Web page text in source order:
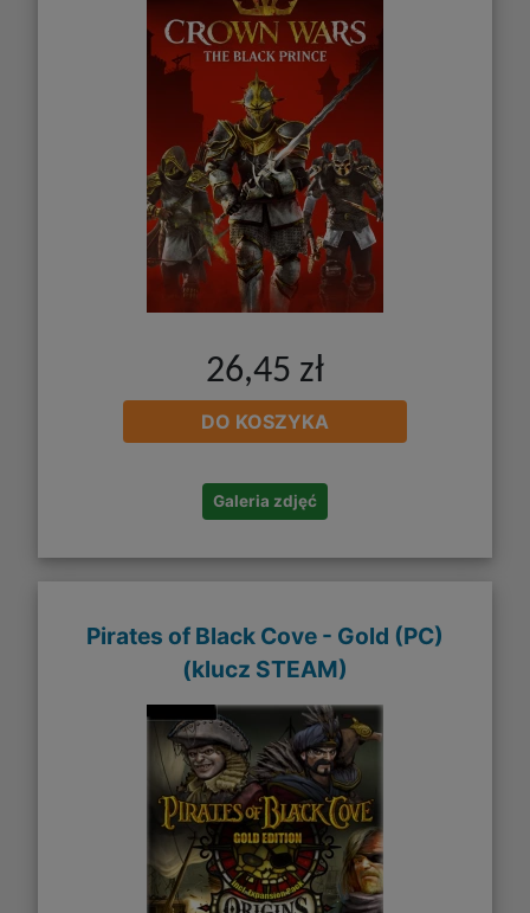
26,45 zł
DO KOSZYKA
Galeria zdjęć
Pirates of Black Cove - Gold (PC)
(klucz STEAM)